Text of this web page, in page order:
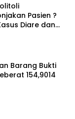
Pasien ?
Diare dan
Barang Bukti
154,9014